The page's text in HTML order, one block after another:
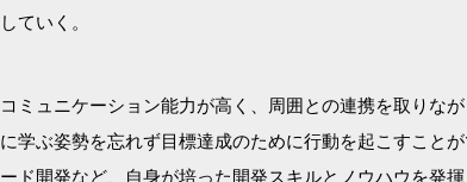
していく。
コミュニケーション能力が高く、周囲との連携を取りな
に学ぶ姿勢を忘れず目標達成のために行動を起こすこと
ード開発など、自身が培った開発スキルとノウハウを発